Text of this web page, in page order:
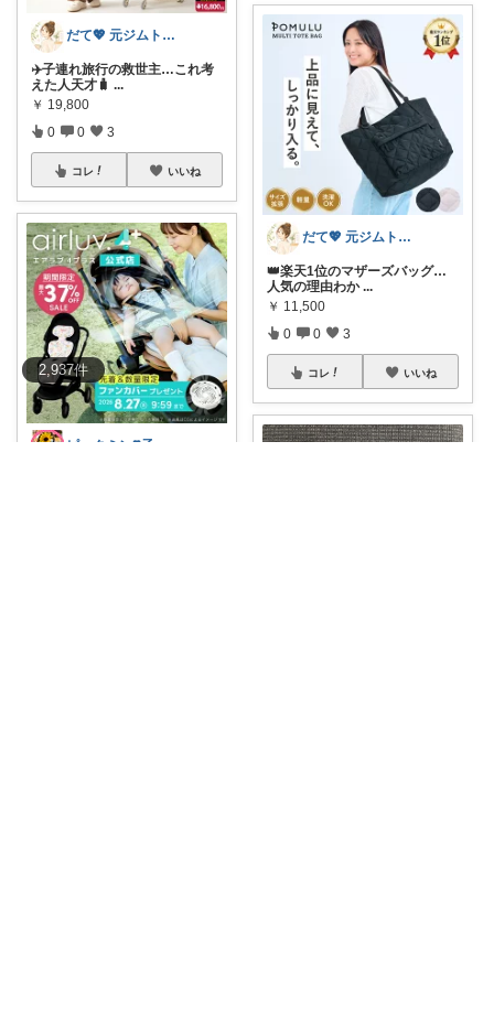
2,937件
だて💖 元ジムトレーナーママ子育て美容
✈️子連れ旅行の救世主…これ考
えた人天才🧳 ...
￥ 19,800
0 0 3
コレ いいね
だて💖 元ジムトレーナーママ子育て美容
👑楽天1位のマザーズバッグ…
人気の理由わか ...
￥ 11,500
0 0 3
コレ いいね